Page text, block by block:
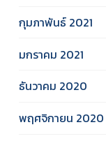
กุมภาพันธ์ 2021
มกราคม 2021
ธันวาคม 2020
พฤศจิกายน 2020